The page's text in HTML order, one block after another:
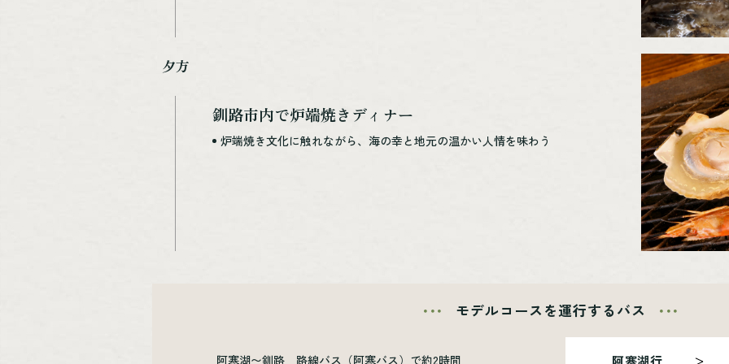
夕方
釧路市内で炉端焼きディナー
炉端焼き文化に触れながら、海の幸と地元の温かい人情を味わう
モデルコースを運行するバス
阿寒湖〜釧路 路線バス（阿寒バス）で約2時間 阿寒湖行